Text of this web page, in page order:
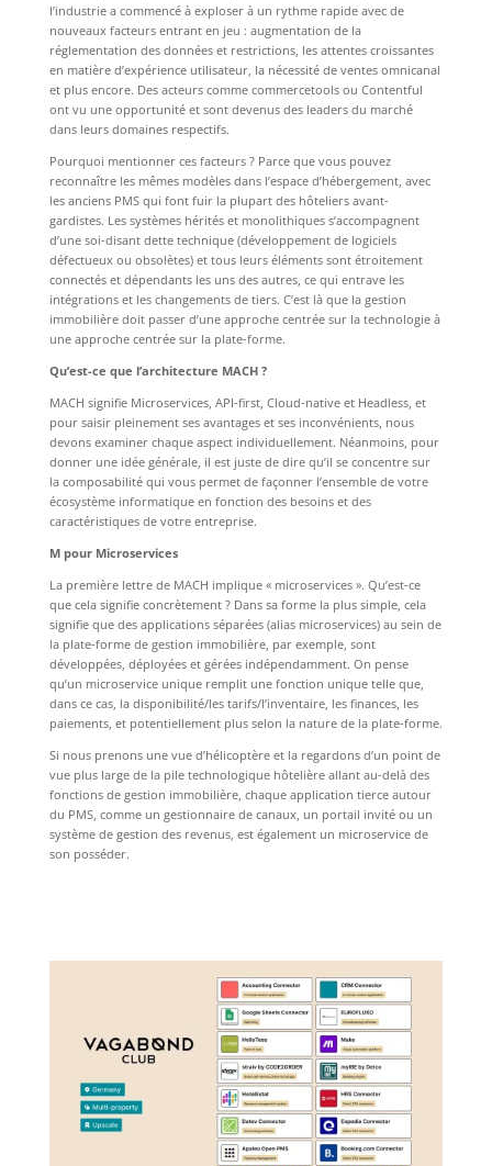
l’industrie a commencé à exploser à un rythme rapide avec de
nouveaux facteurs entrant en jeu : augmentation de la
réglementation des données et restrictions, les attentes croissantes
en matière d’expérience utilisateur, la nécessité de ventes omnicanal
et plus encore. Des acteurs comme commercetools ou Contentful
ont vu une opportunité et sont devenus des leaders du marché
dans leurs domaines respectifs.
Pourquoi mentionner ces facteurs ? Parce que vous pouvez
reconnaître les mêmes modèles dans l’espace d’hébergement, avec
les anciens PMS qui font fuir la plupart des hôteliers avant-
gardistes. Les systèmes hérités et monolithiques s’accompagnent
d’une soi-disant dette technique (développement de logiciels
défectueux ou obsolètes) et tous leurs éléments sont étroitement
connectés et dépendants les uns des autres, ce qui entrave les
intégrations et les changements de tiers. C’est là que la gestion
immobilière doit passer d’une approche centrée sur la technologie à
une approche centrée sur la plate-forme.
Qu’est-ce que l’architecture MACH ?
MACH signifie Microservices, API-first, Cloud-native et Headless, et
pour saisir pleinement ses avantages et ses inconvénients, nous
devons examiner chaque aspect individuellement. Néanmoins, pour
donner une idée générale, il est juste de dire qu’il se concentre sur
la composabilité qui vous permet de façonner l’ensemble de votre
écosystème informatique en fonction des besoins et des
caractéristiques de votre entreprise.
M pour Microservices
La première lettre de MACH implique « microservices ». Qu’est-ce
que cela signifie concrètement ? Dans sa forme la plus simple, cela
signifie que des applications séparées (alias microservices) au sein de
la plate-forme de gestion immobilière, par exemple, sont
développées, déployées et gérées indépendamment. On pense
qu’un microservice unique remplit une fonction unique telle que,
dans ce cas, la disponibilité/les tarifs/l’inventaire, les finances, les
paiements, et potentiellement plus selon la nature de la plate-forme.
Si nous prenons une vue d’hélicoptère et la regardons d’un point de
vue plus large de la pile technologique hôtelière allant au-delà des
fonctions de gestion immobilière, chaque application tierce autour
du PMS, comme un gestionnaire de canaux, un portail invité ou un
système de gestion des revenus, est également un microservice de
son posséder.